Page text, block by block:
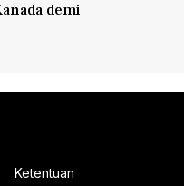
demi
Ketentuan